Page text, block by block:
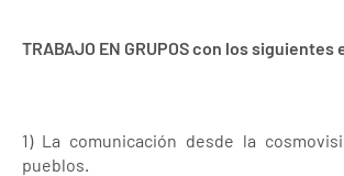
TRABAJO EN GRUPOS con los
1) La comunicación desde la
pueblos.